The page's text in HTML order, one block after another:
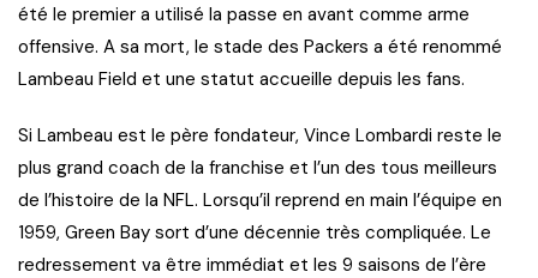
été le premier a utilisé la passe en avant comme arme
offensive. A sa mort, le stade des Packers a été renommé
Lambeau Field et une statut accueille depuis les fans.
Si Lambeau est le père fondateur, Vince Lombardi reste le
plus grand coach de la franchise et l’un des tous meilleurs
de l’histoire de la NFL. Lorsqu’il reprend en main l’équipe en
1959, Green Bay sort d’une décennie très compliquée. Le
redressement va être immédiat et les 9 saisons de l’ère